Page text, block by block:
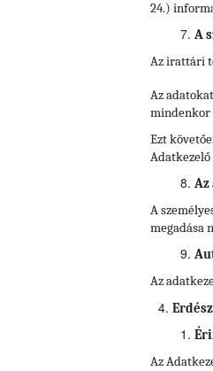
24.)
A
Az irattári
Az
mindenkor
Ezt
Az
A
megadása
Az
Az